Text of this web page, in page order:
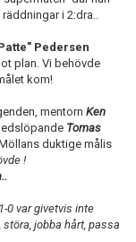
i 2:dra..
Pedersen
plan. Vi behövde
kom!
mentorn Ken
Tomas
duktige målis
!
0 var givetvis inte
jobba hårt, passa